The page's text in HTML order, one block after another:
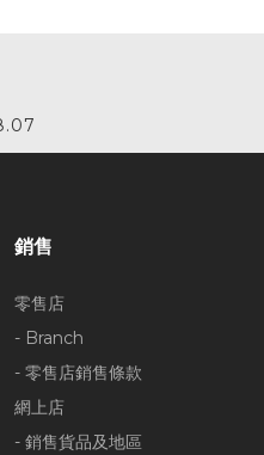
銷售
零售店
- Branch
- 零售店銷售條款
網上店
- 銷售貨品及地區